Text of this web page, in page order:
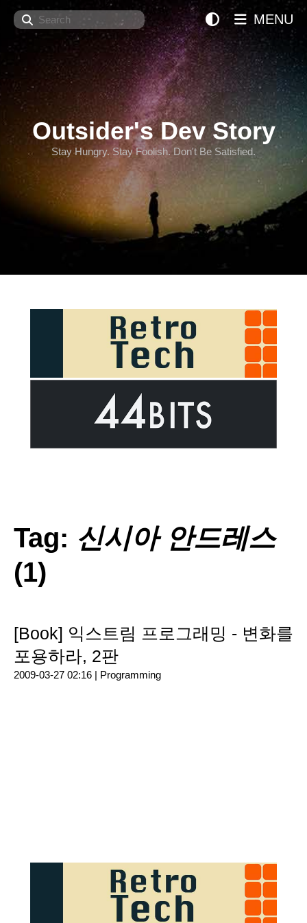
Search
Outsider's Dev Story
Stay Hungry. Stay Foolish. Don't Be Satisfied.
MENU
Tag: 신시아 안드레스
(1)
[Book] 익스트림 프로그래밍 - 변화를
포용하라, 2판
2009-03-27 02:16 | Programming